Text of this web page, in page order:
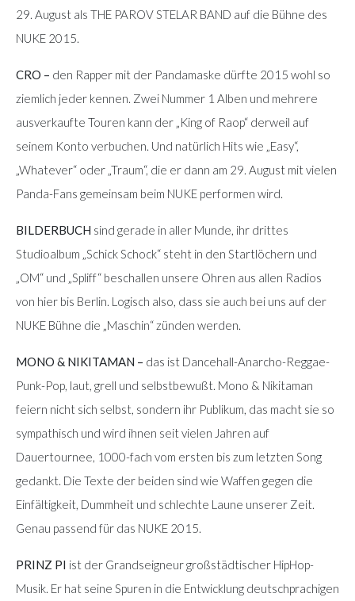
29. August als THE PAROV STELAR BAND auf die Bühne des
NUKE 2015.
CRO – den Rapper mit der Pandamaske dürfte 2015 wohl so
ziemlich jeder kennen. Zwei Nummer 1 Alben und mehrere
ausverkaufte Touren kann der „King of Raop“ derweil auf
seinem Konto verbuchen. Und natürlich Hits wie „Easy“,
„Whatever“ oder „Traum“, die er dann am 29. August mit vielen
Panda-Fans gemeinsam beim NUKE performen wird.
BILDERBUCH sind gerade in aller Munde, ihr drittes
Studioalbum „Schick Schock“ steht in den Startlöchern und
„OM“ und „Spliff“ beschallen unsere Ohren aus allen Radios
von hier bis Berlin. Logisch also, dass sie auch bei uns auf der
NUKE Bühne die „Maschin“ zünden werden.
MONO & NIKITAMAN – das ist Dancehall-Anarcho-Reggae-
Punk-Pop, laut, grell und selbstbewußt. Mono & Nikitaman
feiern nicht sich selbst, sondern ihr Publikum, das macht sie so
sympathisch und wird ihnen seit vielen Jahren auf
Dauertournee, 1000-fach vom ersten bis zum letzten Song
gedankt. Die Texte der beiden sind wie Waffen gegen die
Einfältigkeit, Dummheit und schlechte Laune unserer Zeit.
Genau passend für das NUKE 2015.
PRINZ PI ist der Grandseigneur großstädtischer HipHop-
Musik. Er hat seine Spuren in die Entwicklung deutschprachigen